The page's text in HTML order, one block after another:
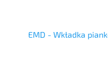
EMD - Wkładka